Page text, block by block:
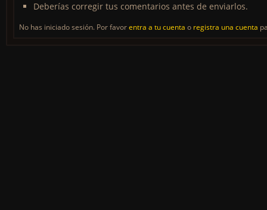
Deberías corregir tus comentarios antes de enviarlos.
No has iniciado sesión. Por favorentra a tu cuenta o registra una cuenta